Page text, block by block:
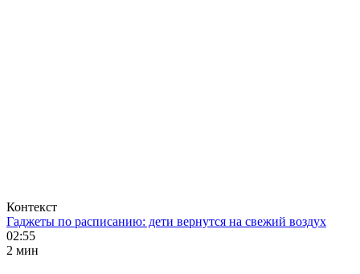
Контекст
Гаджеты по расписанию: дети вернутся на свежий воздух
02:55
2 мин